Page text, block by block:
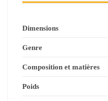
Dimensions
Genre
Composition et matières
Poids